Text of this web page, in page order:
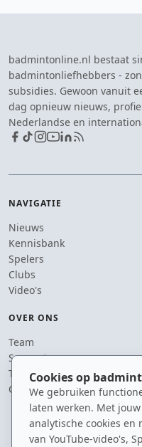
Cookies op
We gebruiken
laten werken. Met
analytische cookies en
van YouTube-video's,
badmintonline.nl bestaat
badmintonliefhebbers -
subsidies. Gewoon vanuit
dag opnieuw nieuws,
Nederlandse en
NAVIGATIE
Nieuws
Kennisbank
Spelers
Clubs
Video's
OVER ONS
Team
Supporters
Tip de redactie
Contact